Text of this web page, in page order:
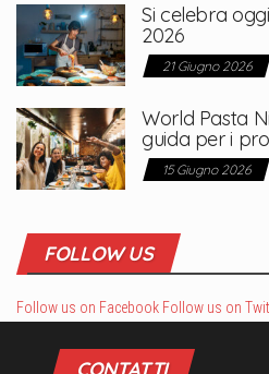
Si celebra
2026
21 Giugno 2026
World Pasta
guida per i
15 Giugno 2026
FOLLOW US
Follow us on Facebook Follow us on